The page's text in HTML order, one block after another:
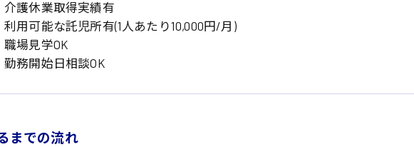
接客
ラウンダー営業 ルート営業
その他の専門職
設管理・整備 清掃 施工管理
介護休業取得実績有
利用可能な託児所有(1人あたり10,000円/月)
職場見学OK
勤務開始日相談OK
までの流れ